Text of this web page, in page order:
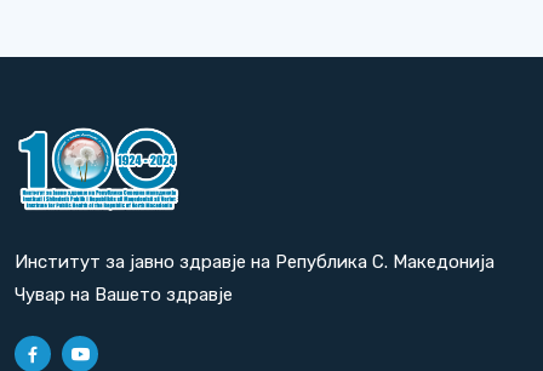
Институт за јавно здравје на Република С. Македонија
Чувар на Вашето здравје